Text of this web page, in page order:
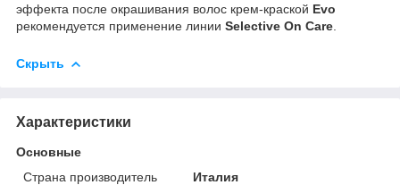
эффекта после окрашивания волос крем-краской Evo
рекомендуется применение линии Selective On Care
Скрыть
Характеристики
Основные
Страна производитель
Италия